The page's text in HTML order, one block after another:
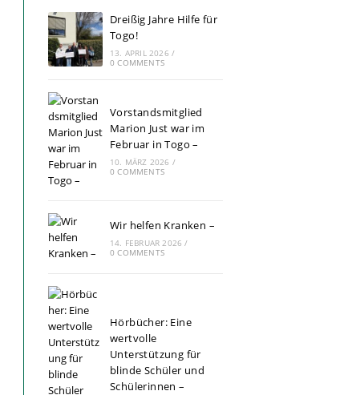
Dreißig Jahre Hilfe für
Togo!
13. APRIL 2026 /
0 COMMENTS
Vorstandsmitglied
Marion Just war im
Februar in Togo –
10. MÄRZ 2026 /
0 COMMENTS
Wir helfen Kranken –
14. FEBRUAR 2026 /
0 COMMENTS
Hörbücher: Eine
wertvolle
Unterstützung für
blinde Schüler und
Schülerinnen –